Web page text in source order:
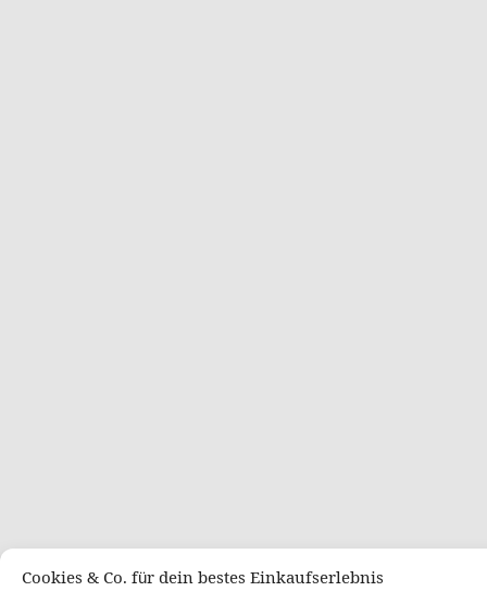
Cookies & Co. für dein bestes Einkaufserlebnis